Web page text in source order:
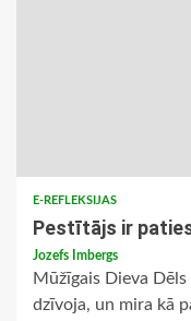
E-REFLEKSIJAS
Pestītājs ir
Jozefs Imbergs
Mūžīgais Dieva
dzīvoja, un mira kā